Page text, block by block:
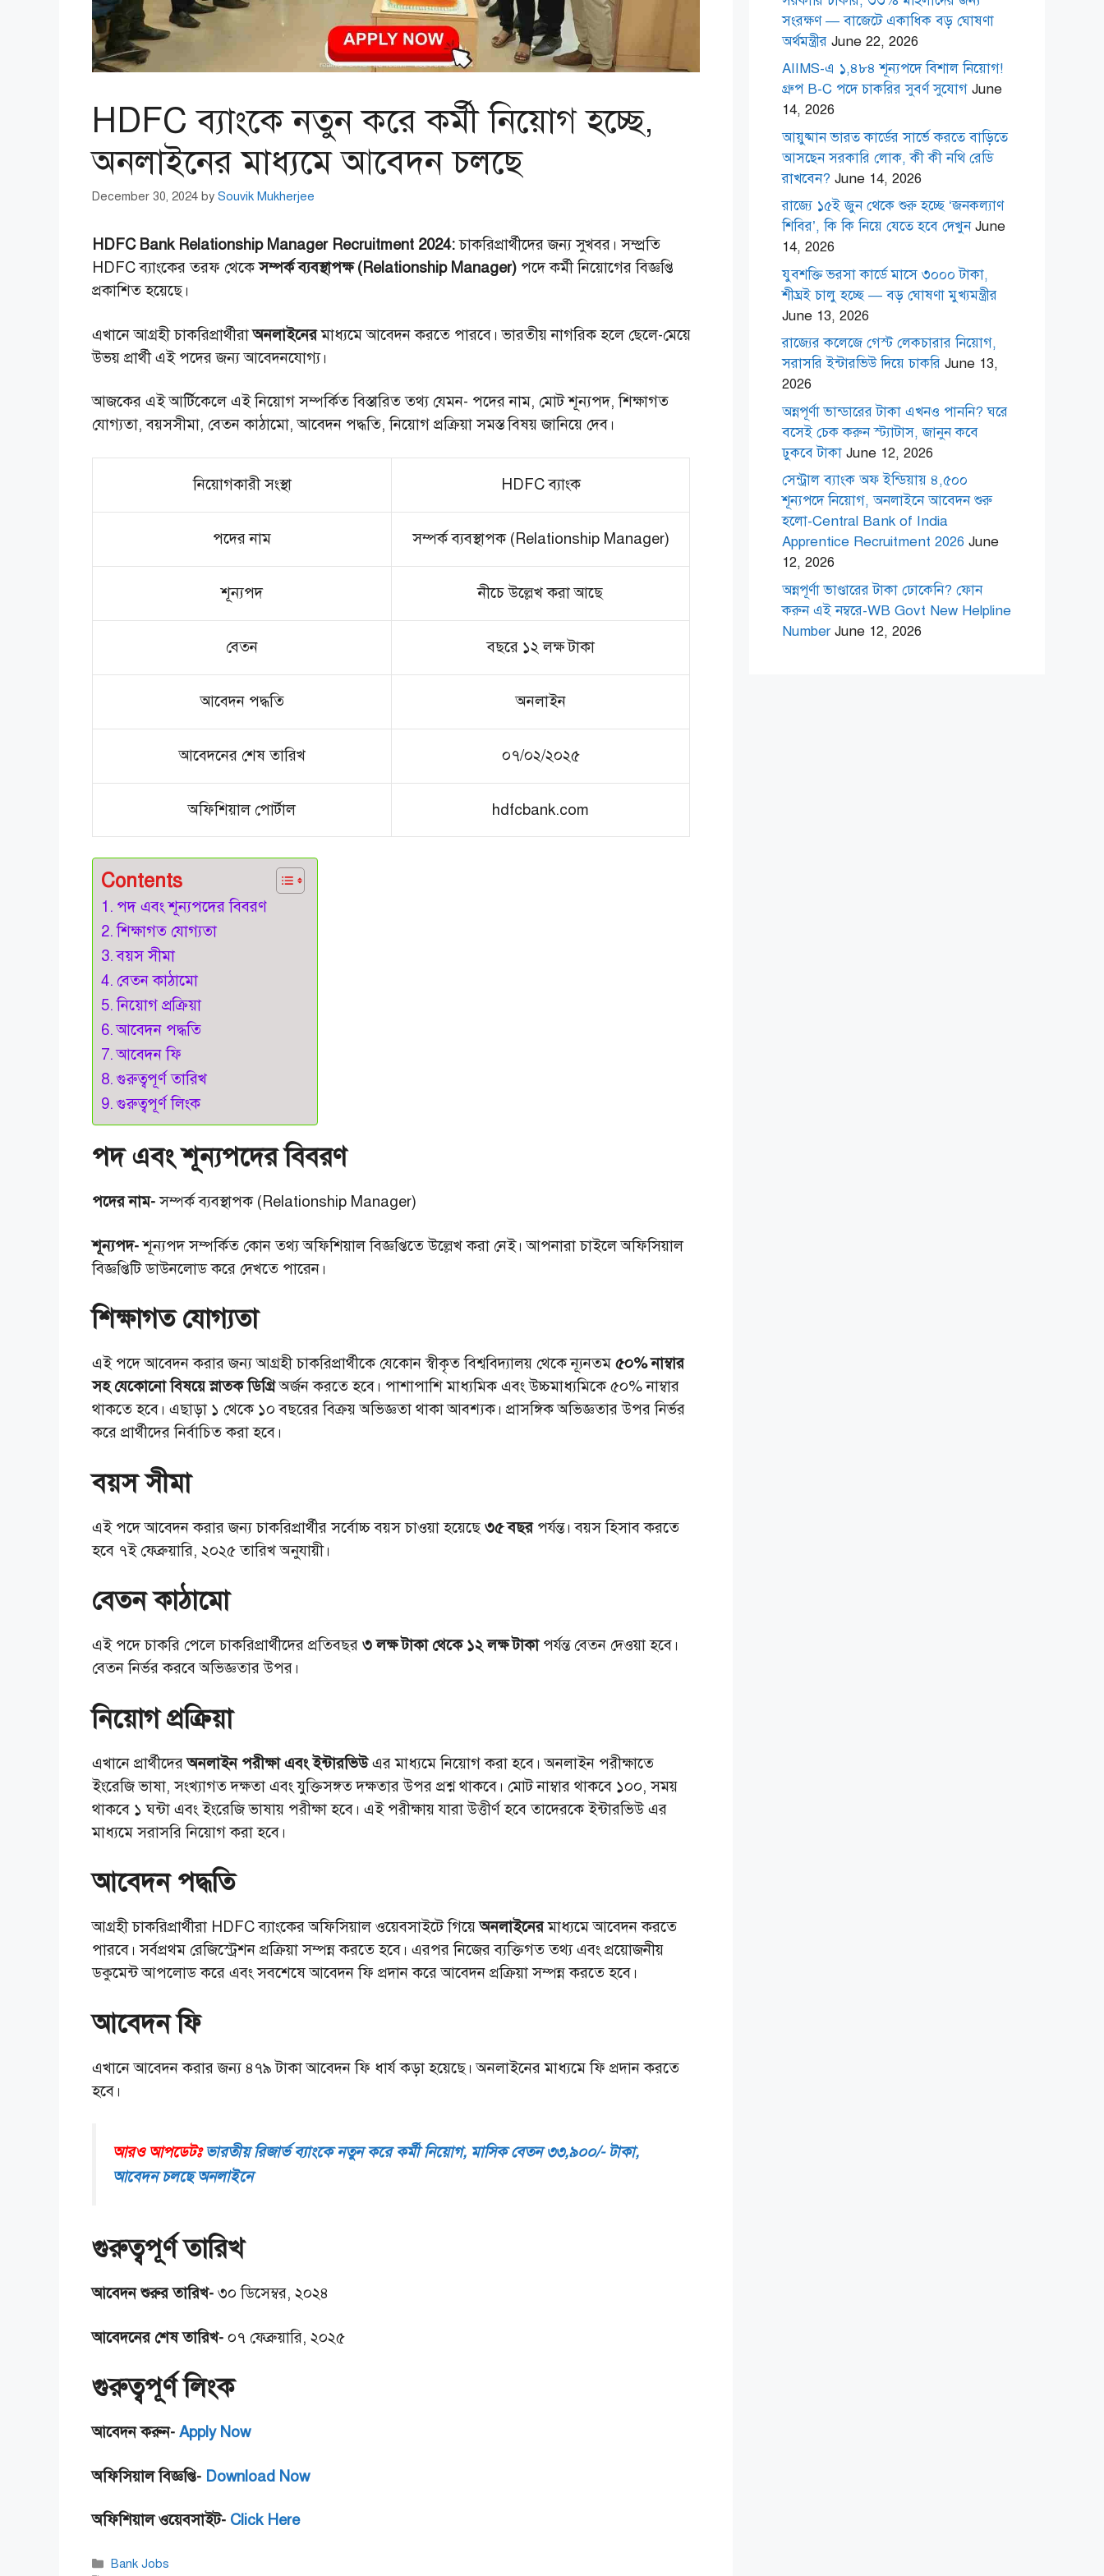
HDFC ব্যাংকে নতুন করে কর্মী নিয়োগ হচ্ছে,
অনলাইনের মাধ্যমে আবেদন চলছে
December 30, 2024 by Souvik Mukherjee
HDFC Bank Relationship Manager Recruitment 2024:চাকরিপ্রার্থীদের জন্য সুখবর। সম্প্রতি
HDFC ব্যাংকের তরফ থেকেসম্পর্ক ব্যবস্থাপক্ষ (Relationship Manager) পদে কর্মী নিয়োগের বিজ্ঞপ্তি
প্রকাশিত হয়েছে।
এখানে আগ্রহী চাকরিপ্রার্থীরাঅনলাইনেরমাধ্যমে আবেদন করতে পারবে। ভারতীয় নাগরিক হলে ছেলে-মেয়ে
উভয় প্রার্থী এই পদের জন্য আবেদনযোগ্য।
আজকের এই আর্টিকেলে এই নিয়োগ সম্পর্কিত বিস্তারিত তথ্য যেমন- পদের নাম, মোট শূন্যপদ, শিক্ষাগত
যোগ্যতা, বয়সসীমা, বেতন কাঠামো, আবেদন পদ্ধতি, নিয়োগ প্রক্রিয়া সমস্ত বিষয় জানিয়ে দেব।
নিয়োগকারী সংস্থা HDFC ব্যাংক
পদের নাম সম্পর্ক ব্যবস্থাপক (Relationship Manager)
শূন্যপদ নীচে উল্লেখ করা আছে
বেতন বছরে ১২ লক্ষ টাকা
আবেদন পদ্ধতি অনলাইন
আবেদনের শেষ তারিখ ০৭/০২/২০২৫
অফিশিয়াল পোর্টাল hdfcbank.com
Contents
পদ এবং শূন্যপদের বিবরণ
শিক্ষাগত যোগ্যতা
বয়স সীমা
বেতন কাঠামো
নিয়োগ প্রক্রিয়া
আবেদন পদ্ধতি
আবেদন ফি
গুরুত্বপূর্ণ তারিখ
গুরুত্বপূর্ণ লিংক
পদ এবং শূন্যপদের বিবরণ
পদের নাম-সম্পর্ক ব্যবস্থাপক (Relationship Manager)
শূন্যপদ-শূন্যপদ সম্পর্কিত কোন তথ্য অফিশিয়াল বিজ্ঞপ্তিতে উল্লেখ করা নেই। আপনারা চাইলে অফিসিয়াল
বিজ্ঞপ্তিটি ডাউনলোড করে দেখতে পারেন।
শিক্ষাগত যোগ্যতা
এই পদে আবেদন করার জন্য আগ্রহী চাকরিপ্রার্থীকে যেকোন স্বীকৃত বিশ্ববিদ্যালয় থেকে ন্যূনতম ৫০% নাম্বার
সহ যেকোনো বিষয়ে স্নাতক ডিগ্রিঅর্জন করতে হবে। পাশাপাশি মাধ্যমিক এবং উচ্চমাধ্যমিকে ৫০% নাম্বার
থাকতে হবে। এছাড়া ১ থেকে ১০ বছরের বিক্রয় অভিজ্ঞতা থাকা আবশ্যক। প্রাসঙ্গিক অভিজ্ঞতার উপর নির্ভর
করে প্রার্থীদের নির্বাচিত করা হবে।
বয়স সীমা
এই পদে আবেদন করার জন্য চাকরিপ্রার্থীর সর্বোচ্চ বয়স চাওয়া হয়েছে ৩৫ বছরপর্যন্ত। বয়স হিসাব করতে
হবে ৭ই ফেব্রুয়ারি, ২০২৫ তারিখ অনুযায়ী।
বেতন কাঠামো
এই পদে চাকরি পেলে চাকরিপ্রার্থীদের প্রতিবছর ৩ লক্ষ টাকা থেকে ১২ লক্ষ টাকাপর্যন্ত বেতন দেওয়া হবে।
বেতন নির্ভর করবে অভিজ্ঞতার উপর।
নিয়োগ প্রক্রিয়া
এখানে প্রার্থীদেরঅনলাইন পরীক্ষা এবং ইন্টারভিউএর মাধ্যমে নিয়োগ করা হবে। অনলাইন পরীক্ষাতে
ইংরেজি ভাষা, সংখ্যাগত দক্ষতা এবং যুক্তিসঙ্গত দক্ষতার উপর প্রশ্ন থাকবে। মোট নাম্বার থাকবে ১০০, সময়
থাকবে ১ ঘন্টা এবং ইংরেজি ভাষায় পরীক্ষা হবে। এই পরীক্ষায় যারা উত্তীর্ণ হবে তাদেরকে ইন্টারভিউ এর
মাধ্যমে সরাসরি নিয়োগ করা হবে।
আবেদন পদ্ধতি
আগ্রহী চাকরিপ্রার্থীরা HDFC ব্যাংকের অফিসিয়াল ওয়েবসাইটে গিয়েঅনলাইনেরমাধ্যমে আবেদন করতে
পারবে। সর্বপ্রথম রেজিস্ট্রেশন প্রক্রিয়া সম্পন্ন করতে হবে। এরপর নিজের ব্যক্তিগত তথ্য এবং প্রয়োজনীয়
ডকুমেন্ট আপলোড করে এবং সবশেষে আবেদন ফি প্রদান করে আবেদন প্রক্রিয়া সম্পন্ন করতে হবে।
আবেদন ফি
এখানে আবেদন করার জন্য ৪৭৯ টাকা আবেদন ফি ধার্য কড়া হয়েছে। অনলাইনের মাধ্যমে ফি প্রদান করতে
হবে।
আরও আপডেটঃভারতীয় রিজার্ভ ব্যাংকে নতুন করে কর্মী নিয়োগ, মাসিক বেতন ৩৩,৯০০/- টাকা,
আবেদন চলছে অনলাইনে
গুরুত্বপূর্ণ তারিখ
আবেদন শুরুর তারিখ- ৩০ ডিসেম্বর, ২০২৪
আবেদনের শেষ তারিখ- ০৭ ফেব্রুয়ারি, ২০২৫
গুরুত্বপূর্ণ লিংক
আবেদন করুন- Apply Now
অফিসিয়াল বিজ্ঞপ্তি- Download Now
অফিশিয়াল ওয়েবসাইট- Click Here
Categories
Bank Jobs
সংরক্ষণ — বাজেটে একাধিক বড় ঘোষণা
অর্থমন্ত্রীর June 22, 2026
AIIMS-এ ১,৪৮৪ শূন্যপদে বিশাল নিয়োগ!
গ্রুপ B-C পদে চাকরির সুবর্ণ সুযোগ June
14, 2026
আয়ুষ্মান ভারত কার্ডের সার্ভে করতে বাড়িতে
আসছেন সরকারি লোক, কী কী নথি রেডি
রাখবেন? June 14, 2026
রাজ্যে ১৫ই জুন থেকে শুরু হচ্ছে ‘জনকল্যাণ
শিবির’, কি কি নিয়ে যেতে হবে দেখুন June
14, 2026
যুবশক্তি ভরসা কার্ডে মাসে ৩০০০ টাকা,
শীঘ্রই চালু হচ্ছে — বড় ঘোষণা মুখ্যমন্ত্রীর
June 13, 2026
রাজ্যের কলেজে গেস্ট লেকচারার নিয়োগ,
সরাসরি ইন্টারভিউ দিয়ে চাকরি June 13,
2026
অন্নপূর্ণা ভান্ডারের টাকা এখনও পাননি? ঘরে
বসেই চেক করুন স্ট্যাটাস, জানুন কবে
ঢুকবে টাকা June 12, 2026
সেন্ট্রাল ব্যাংক অফ ইন্ডিয়ায় ৪,৫০০
শূন্যপদে নিয়োগ, অনলাইনে আবেদন শুরু
হলো-Central Bank of India
Apprentice Recruitment 2026 June
12, 2026
অন্নপূর্ণা ভাণ্ডারের টাকা ঢোকেনি? ফোন
করুন এই নম্বরে-WB Govt New Helpline
Number June 12, 2026